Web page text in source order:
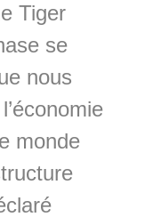
Tiger
se
nous
monde